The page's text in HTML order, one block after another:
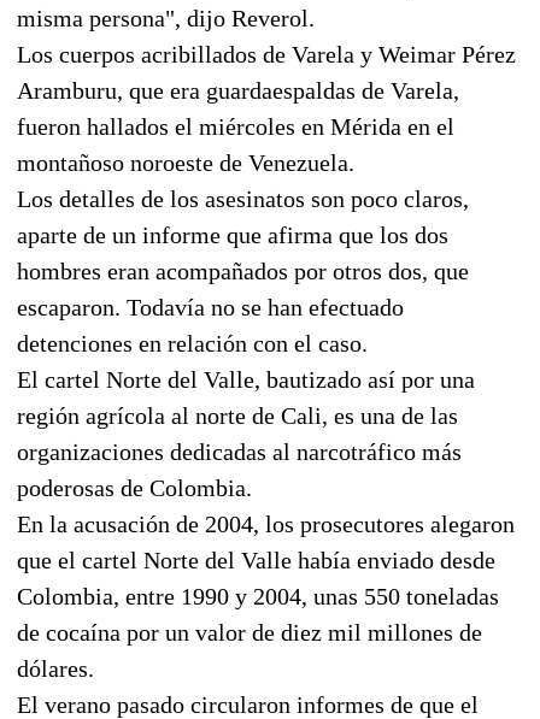
misma persona", dijo Reverol.
Los cuerpos acribillados de Varela y Weimar Pérez
Aramburu, que era guardaespaldas de Varela,
fueron hallados el miércoles en Mérida en el
montañoso noroeste de Venezuela.
Los detalles de los asesinatos son poco claros,
aparte de un informe que afirma que los dos
hombres eran acompañados por otros dos, que
escaparon. Todavía no se han efectuado
detenciones en relación con el caso.
El cartel Norte del Valle, bautizado así por una
región agrícola al norte de Cali, es una de las
organizaciones dedicadas al narcotráfico más
poderosas de Colombia.
En la acusación de 2004, los prosecutores alegaron
que el cartel Norte del Valle había enviado desde
Colombia, entre 1990 y 2004, unas 550 toneladas
de cocaína por un valor de diez mil millones de
dólares.
El verano pasado circularon informes de que el